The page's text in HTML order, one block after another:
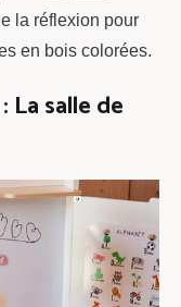
la réflexion pour
en bois colorées.
La salle de